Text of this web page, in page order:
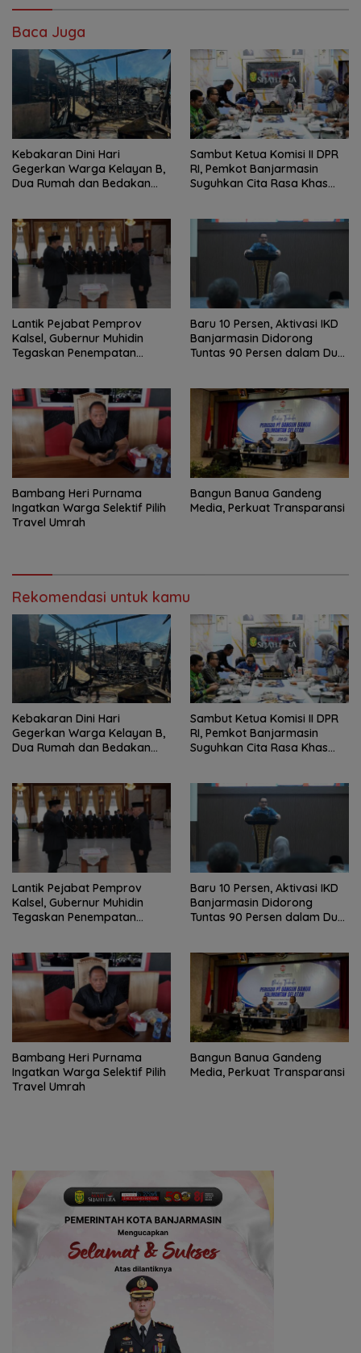
Baca Juga
Kebakaran Dini Hari
Gegerkan Warga Kelayan B,
Dua Rumah dan Bedakan
Sambut Ketua Komisi II DPR
RI, Pemkot Banjarmasin
Suguhkan Cita Rasa Khas
Lantik Pejabat Pemprov
Kalsel, Gubernur Muhidin
Tegaskan Penempatan
Baru 10 Persen, Aktivasi IKD
Banjarmasin Didorong
Tuntas 90 Persen dalam Dua
Bambang Heri Purnama
Ingatkan Warga Selektif Pilih
Travel Umrah
Bangun Banua Gandeng
Media, Perkuat Transparansi
Rekomendasi untuk kamu
Kebakaran Dini Hari
Gegerkan Warga Kelayan B,
Dua Rumah dan Bedakan
Sambut Ketua Komisi II DPR
RI, Pemkot Banjarmasin
Suguhkan Cita Rasa Khas
Lantik Pejabat Pemprov
Kalsel, Gubernur Muhidin
Tegaskan Penempatan
Baru 10 Persen, Aktivasi IKD
Banjarmasin Didorong
Tuntas 90 Persen dalam Dua
Bambang Heri Purnama
Ingatkan Warga Selektif Pilih
Travel Umrah
Bangun Banua Gandeng
Media, Perkuat Transparansi